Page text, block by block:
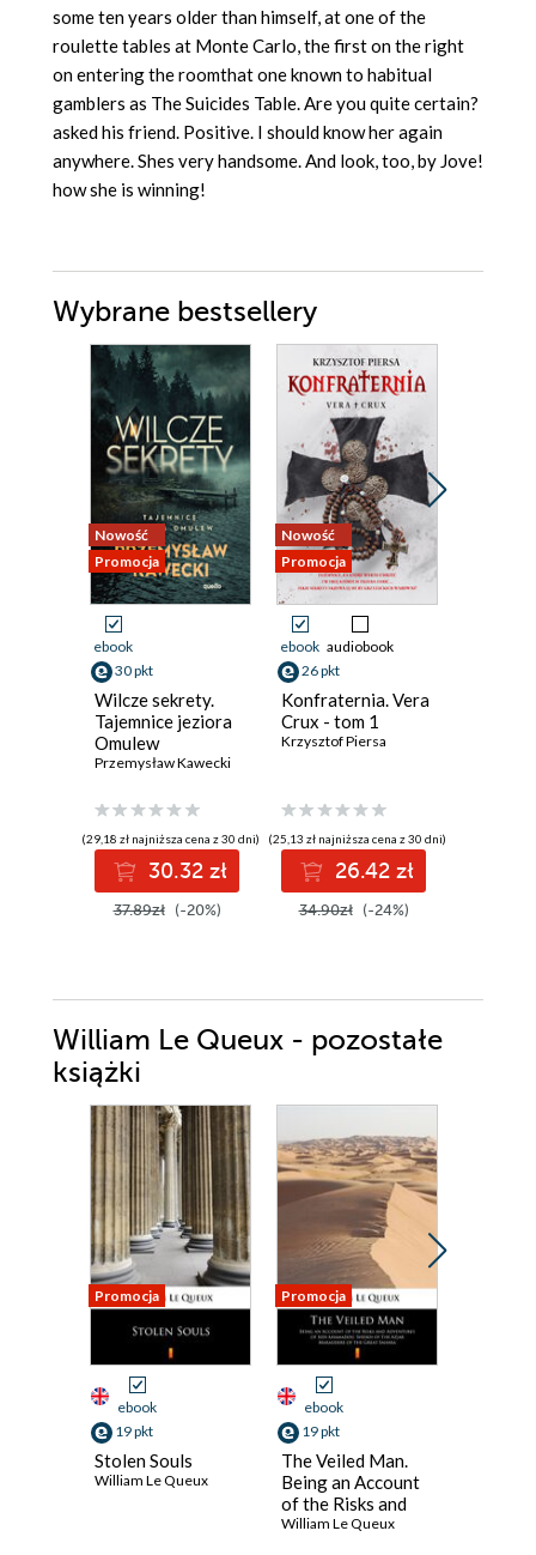
some ten years older than himself, at one of the
roulette tables at Monte Carlo, the first on the right
on entering the roomthat one known to habitual
gamblers as The Suicides Table. Are you quite certain?
asked his friend. Positive. I should know her again
anywhere. Shes very handsome. And look, too, by Jove!
how she is winning!
Wybrane bestsellery
Nowość
Promocja
ebook
30 pkt
Wilcze sekrety.
Tajemnice jeziora
Omulew
Przemysław Kawecki
(29,18 zł najniższa cena z 30 dni)
30.32 zł
37.89zł (-20%)
Nowość
Promocja
ebook audiobook
26 pkt
Konfraternia. Vera
Crux - tom 1
Krzysztof Piersa
(25,13 zł najniższa cena z 30 dni)
26.42 zł
34.90zł (-24%)
William Le Queux - pozostałe
książki
Promocja
ebook
19 pkt
Stolen Souls
William Le Queux
Promocja
ebook
19 pkt
The Veiled Man.
Being an Account
of the Risks and
Adventures of Sidi
William Le Queux